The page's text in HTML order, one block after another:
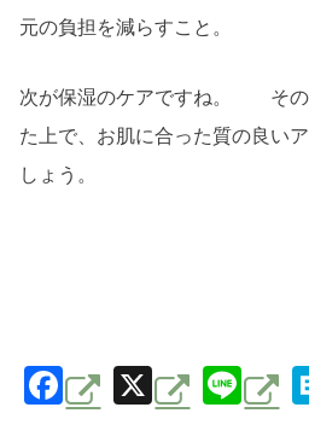
元の負担を減らすこと。
次が保湿のケアですね。 その
た上で、お肌に合った質の良い
しょう。
F
a
X
Li
n